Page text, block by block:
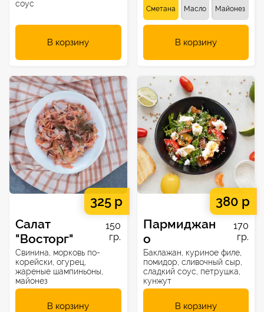
соус
В корзину
Сметана Масло Майонез
В корзину
325 р
Салат
"Восторг"
150
гр.
Свинина, морковь по-
корейски, огурец,
жареные шампиньоны,
майонез
В корзину
380 р
Пармиджан
о
170
гр.
Баклажан, куриное филе,
помидор, сливочный сыр,
сладкий соус, петрушка,
кунжут
В корзину